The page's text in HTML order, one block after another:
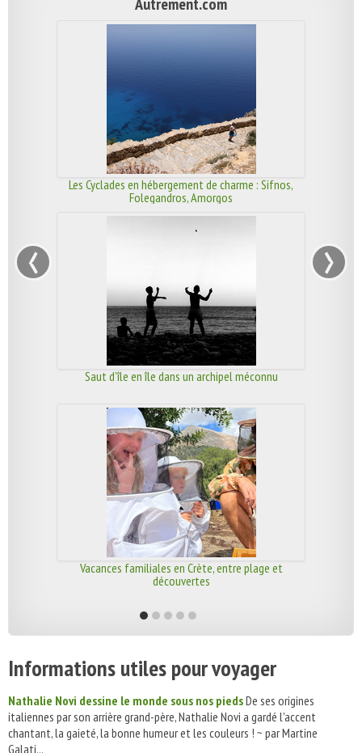
Les Cyclades en hébergement de charme : Sifnos,
Folegandros, Amorgos
Saut d'île en île dans un archipel méconnu
Vacances familiales en Crète, entre plage et
découvertes
‹ ›
Informations utiles pour voyager
Nathalie Novi dessine le monde sous nos piedsDe ses origines
italiennes par son arrière grand-père, Nathalie Novi a gardé l'accent
chantant, la gaieté, la bonne humeur et les couleurs ! ~ par Martine
Galati...